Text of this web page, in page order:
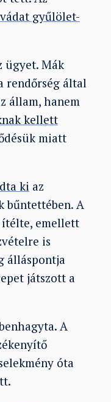
gyűlölet-
ügyet. Mák
rendőrség által
állam, hanem
kellett
miatt
ki az
bűntettében. A
ítélte, emellett
is
álláspontja
játszott a
A
óta